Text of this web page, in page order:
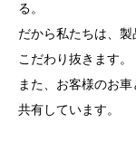
る。
だから私たちは、
こだわり抜きます。
また、お客様のお
共有しています。